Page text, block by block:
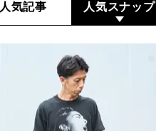
人気記事 人気スナップ